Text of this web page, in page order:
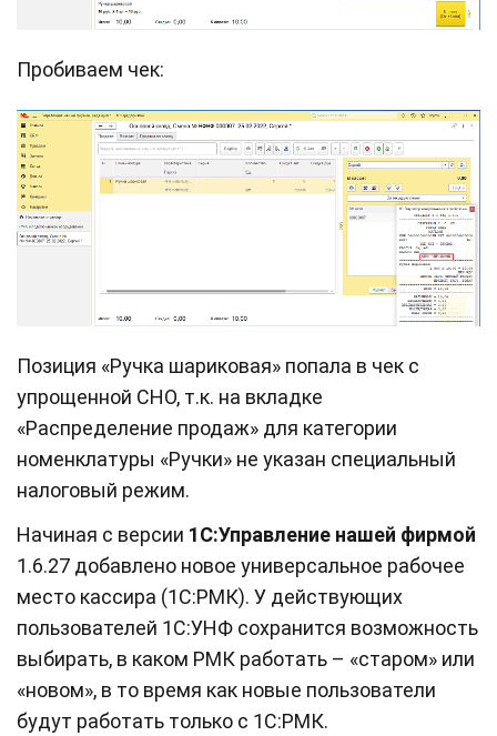
Пробиваем чек:
Позиция «Ручка шариковая» попала в чек с
упрощенной СНО, т.к. на вкладке
«Распределение продаж» для категории
номенклатуры «Ручки» не указан специальный
налоговый режим.
Начиная с версии 1С:Управление нашей фирмой
1.6.27 добавлено новое универсальное рабочее
место кассира (1С:РМК). У действующих
пользователей 1С:УНФ сохранится возможность
выбирать, в каком РМК работать – «старом» или
«новом», в то время как новые пользователи
будут работать только с 1С:РМК.